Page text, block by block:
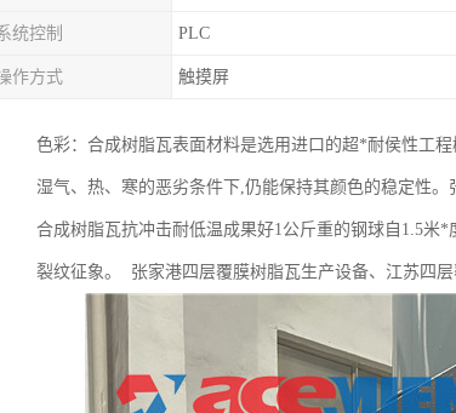
统控制 PLC
作方式 触摸屏
色彩：合成树脂瓦表面材料是选用进口的超*耐侯性工
湿气、热、寒的恶劣条件下,仍能保持其颜色的稳定性
合成树脂瓦抗冲击耐低温成果好1公斤重的钢球自1.5米
裂纹征象。 张家港四层覆膜树脂瓦生产设备、江苏四